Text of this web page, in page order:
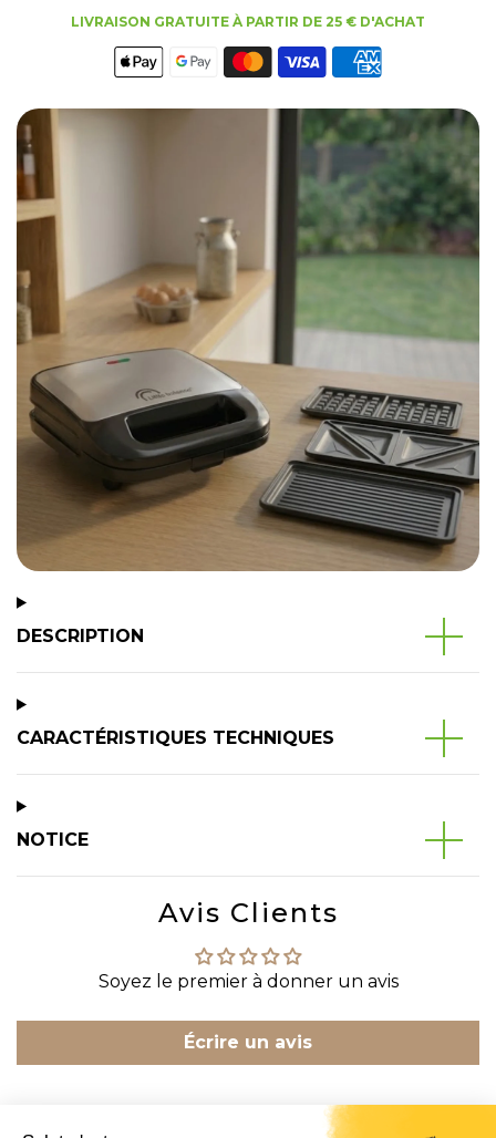
LIVRAISON GRATUITE À PARTIR DE 25 € D'ACHAT
DESCRIPTION
CARACTÉRISTIQUES TECHNIQUES
NOTICE
Avis Clients
Soyez le premier à donner un avis
Écrire un avis